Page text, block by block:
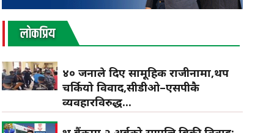
लाेकप्रिय
४० जनाले दिए सामूहिक राजीनामा,थप
चर्कियो विवाद,सीडीओ–एसपीकै
व्यवहारविरुद्ध...